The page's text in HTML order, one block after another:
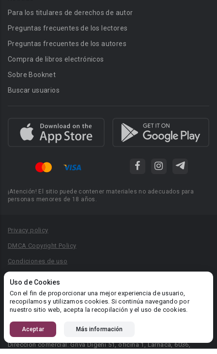
Uso de Cookies
Con el fin de proporcionar una mejor experiencia de usuario,
recopilamos y utilizamos cookies. Si continúa navegando por
nuestro sitio web, acepta la recopilación y el uso de cookies.
Aceptar Más información
Para los titulares de derechos de autor
Preguntas frecuentes de los lectores
Preguntas frecuentes de los autores
Compra de libros electrónicos
Sobre Booknet
Buscar usuarios
¡Atención! El sitio puede contener materiales no adecuados para
personas menores de 18 años.
Privacy policy
DMCA Copyright Policy
Condiciones de uso
Reglas para la publicación de libros
Área RR.PP.: pr@booknet.com
© 2026 Booknet. Todos los derechos reservados.
Dirección comercial: Griva Digeni 51, oficina 1, Larnaca, 6036,